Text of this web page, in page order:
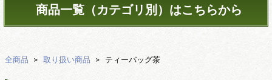
商品一覧（カテゴリ別）はこちらから
全商品 取り扱い商品 ティーバッグ茶